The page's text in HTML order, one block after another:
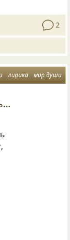
2
лирика мир души